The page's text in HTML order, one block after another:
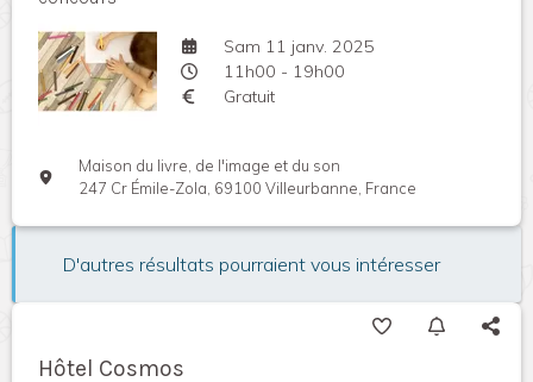
Sam 11 janv. 2025
11h00 - 19h00
Gratuit
Maison du livre, de l'image et du son
247 Cr Émile-Zola, 69100 Villeurbanne, France
D'autres résultats pourraient vous intéresser
Hôtel Cosmos